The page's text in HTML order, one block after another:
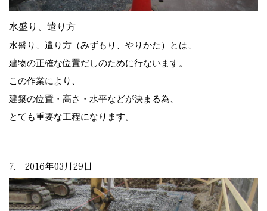
水盛り、遣り方
水盛り、遣り方（みずもり、やりかた）とは、
建物の正確な位置だしのために行ないます。
この作業により、
建築の位置・高さ・水平などが決まる為、
とても重要な工程になります。
7. 2016年03月29日